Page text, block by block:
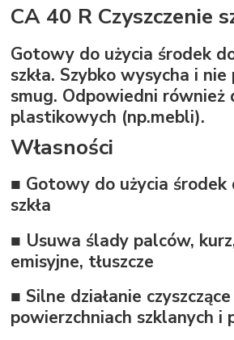
CA 40 R Czyszczenie
Gotowy do użycia środek
szkła. Szybko wysycha i
smug. Odpowiedni również
plastikowych (np.mebli).
Własności
■ Gotowy do użycia środek
szkła
■ Usuwa ślady palców,
emisyjne, tłuszcze
■ Silne działanie
powierzchniach szklanych i